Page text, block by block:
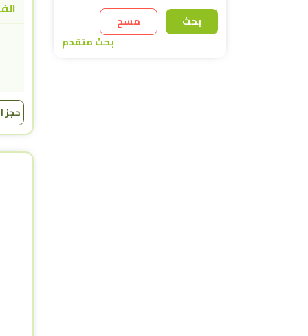
بحث
مسح
بحث متقدم
حجز